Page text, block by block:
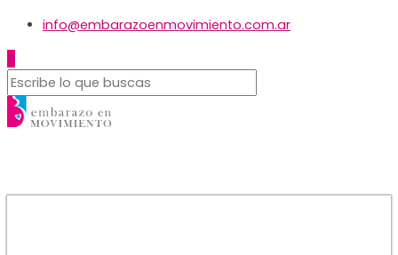
info@embarazoenmovimiento.com.ar
0